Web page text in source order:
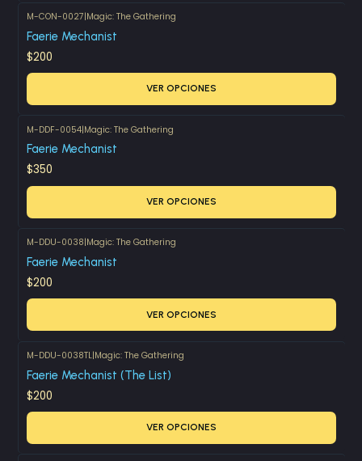
M-CON-0027|Magic: The Gathering
Faerie Mechanist
$200
VER OPCIONES
M-DDF-0054|Magic: The Gathering
Faerie Mechanist
$350
VER OPCIONES
M-DDU-0038|Magic: The Gathering
Faerie Mechanist
$200
VER OPCIONES
M-DDU-0038TL|Magic: The Gathering
Faerie Mechanist (The List)
$200
VER OPCIONES